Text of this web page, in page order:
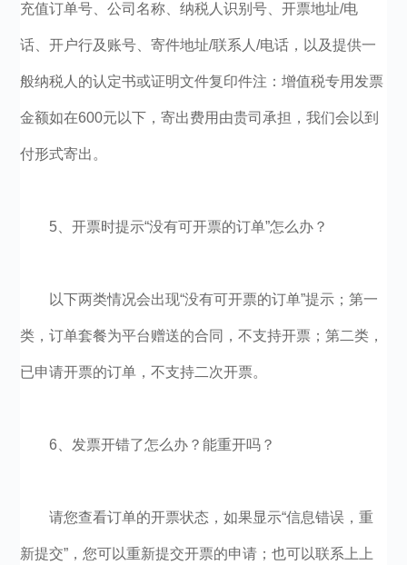
充值订单号、公司名称、纳税人识别号、开票地址/电
话、开户行及账号、寄件地址/联系人/电话，以及提供一
般纳税人的认定书或证明文件复印件注：增值税专用发票
金额如在600元以下，寄出费用由贵司承担，我们会以到
付形式寄出。
5、开票时提示“没有可开票的订单”怎么办？
以下两类情况会出现“没有可开票的订单”提示；第一
类，订单套餐为平台赠送的合同，不支持开票；第二类，
已申请开票的订单，不支持二次开票。
6、发票开错了怎么办？能重开吗？
请您查看订单的开票状态，如果显示“信息错误，重
新提交”，您可以重新提交开票的申请；也可以联系上上